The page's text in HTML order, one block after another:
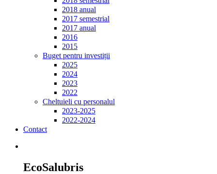
2018 anual
2017 semestrial
2017 anual
2016
2015
Buget pentru investiții
2025
2024
2023
2022
Cheltuieli cu personalul
2023-2025
2022-2024
Contact
EcoSalubris